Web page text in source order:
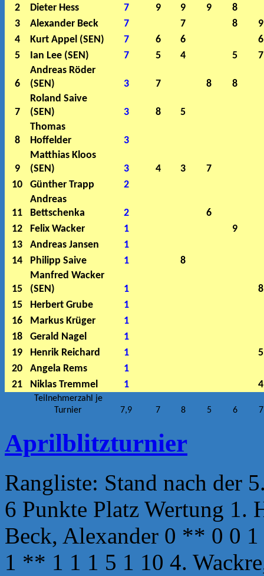
2
Dieter Hess 7 9 9 9
8
3
Alexander Beck 7 7 8
9
4
Kurt Appel (SEN) 7 6 6
6
5
Ian Lee (SEN) 7 5 4 5 7
6
Andreas Röder
(SEN)
3 7 8 8
7
Roland Saive
(SEN)
3 8 5
8
Thomas
Hoffelder
3
9
Matthias Kloos
(SEN)
3 4 3
7
10
Günther Trapp 2
11
Andreas
Bettschenka
2
6
12
Felix Wacker 1
9
13
Andreas Jansen
1
14
Philipp Saive 1 8
15
Manfred Wacker
(SEN)
1
8
15
Herbert Grube
1
16
Markus Krüger
1
18
Gerald Nagel
1
19
Henrik Reichard 1
5
20
Angela Rems
1
21
Niklas Tremmel 1 4
Teilnehmerzahl je
Turnier
7,9 7 8 5 6 7
Aprilblitzturnier
Rangliste: Stand nach der
6 Punkte Platz Wertung 1.
Beck, Alexander 0 ** 0 0
1 ** 1 1 1 5 1 10 4.